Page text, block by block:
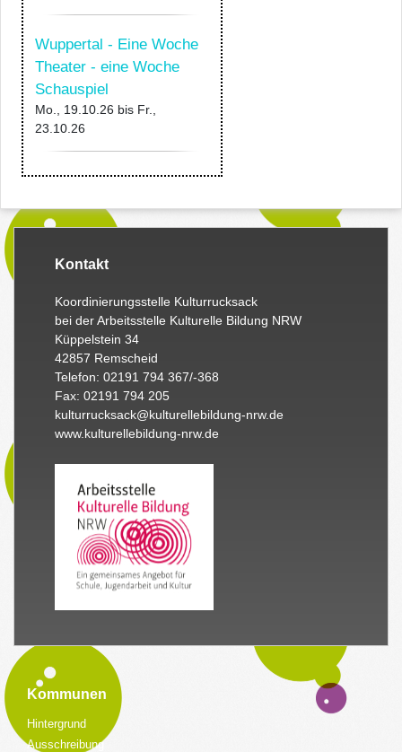
Wuppertal - Eine Woche
Theater - eine Woche
Schauspiel
Mo., 19.10.26 bis Fr.,
23.10.26
Kontakt
Koordinierungsstelle Kulturrucksack
bei der Arbeitsstelle Kulturelle Bildung NRW
Küppelstein 34
42857 Remscheid
Telefon: 02191 794 367/-368
Fax: 02191 794 205
kulturrucksack@kulturellebildung-nrw.de
www.kulturellebildung-nrw.de
Kommunen
Hintergrund
Ausschreibung